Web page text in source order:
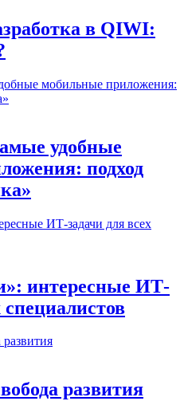
в QIWI:
удобные
подход
интересные ИТ-
специалистов
развития